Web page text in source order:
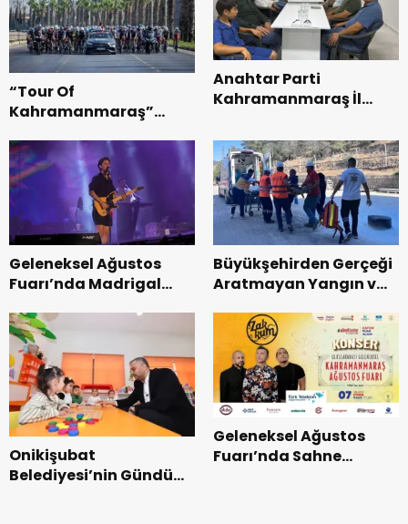
“Tour Of
Kahramanmaraş”
Bisikleti Turnuvası
Tamamlandı.
Anahtar Parti
Kahramanmaraş İl
Teşkilatı ile buluştu.
Geleneksel Ağustos
Fuarı’nda Madrigal
Büyükşehirden Gerçeği
Aratmayan Yangın ve
Onikişubat
Belediyesi’nin Gündüz
Geleneksel Ağustos
Fuarı’nda Sahne